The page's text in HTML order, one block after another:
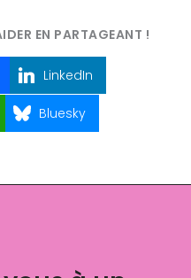
LinkedIn
Bluesky